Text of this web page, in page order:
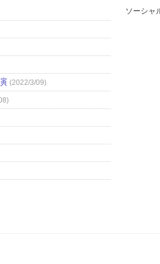
(2022/3/09)
ソーシャ